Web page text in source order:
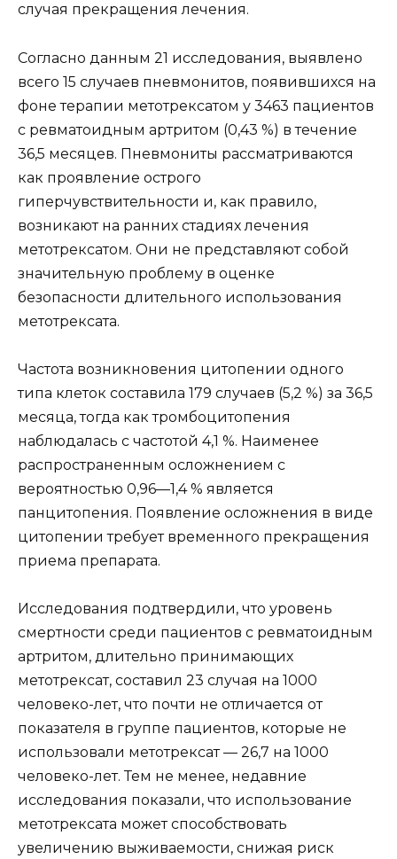
случая прекращения лечения.
Согласно данным 21 исследования, выявлено
всего 15 случаев пневмонитов, появившихся на
фоне терапии метотрексатом у 3463 пациентов
с ревматоидным артритом (0,43 %) в течение
36,5 месяцев. Пневмониты рассматриваются
как проявление острого
гиперчувствительности и, как правило,
возникают на ранних стадиях лечения
метотрексатом. Они не представляют собой
значительную проблему в оценке
безопасности длительного использования
метотрексата.
Частота возникновения цитопении одного
типа клеток составила 179 случаев (5,2 %) за 36,5
месяца, тогда как тромбоцитопения
наблюдалась с частотой 4,1 %. Наименее
распространенным осложнением с
вероятностью 0,96—1,4 % является
панцитопения. Появление осложнения в виде
цитопении требует временного прекращения
приема препарата.
Исследования подтвердили, что уровень
смертности среди пациентов с ревматоидным
артритом, длительно принимающих
метотрексат, составил 23 случая на 1000
человеко-лет, что почти не отличается от
показателя в группе пациентов, которые не
использовали метотрексат — 26,7 на 1000
человеко-лет. Тем не менее, недавние
исследования показали, что использование
метотрексата может способствовать
увеличению выживаемости, снижая риск